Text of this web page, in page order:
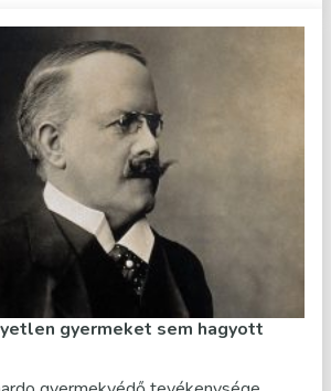
gyermeket sem hagyott